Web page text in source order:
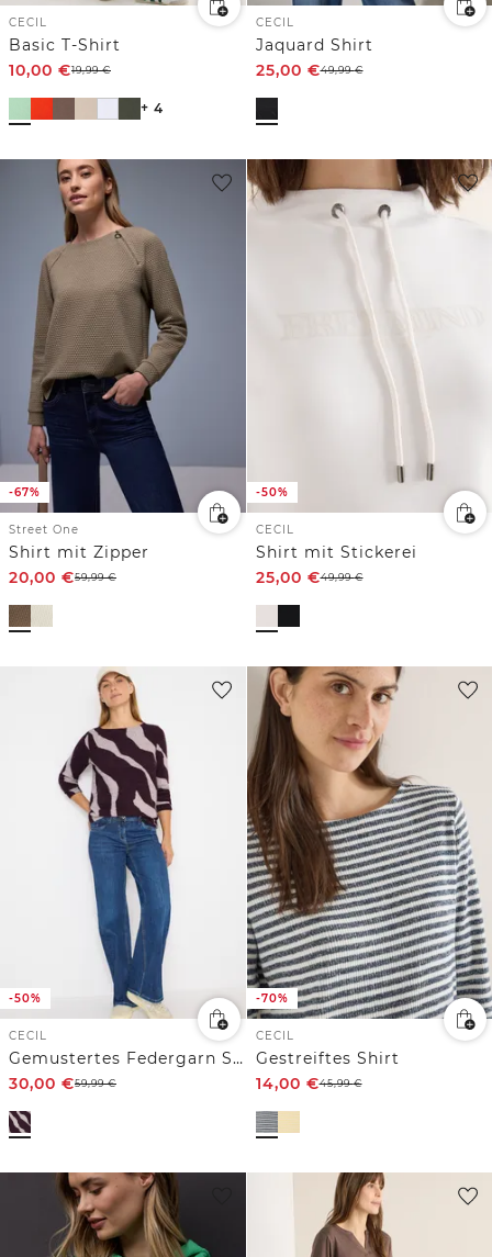
CECIL
Basic T-Shirt
10,00 €19,99€
+ 4
CECIL
Jaquard Shirt
25,00 €49,99€
-67%
Street One
Shirt mit Zipper
20,00 €59,99€
-50%
CECIL
Shirt mit Stickerei
25,00 €49,99€
-50%
CECIL
Gemustertes Federgarn Shirt
30,00 €59,99€
-70%
CECIL
Gestreiftes Shirt
14,00 €45,99€